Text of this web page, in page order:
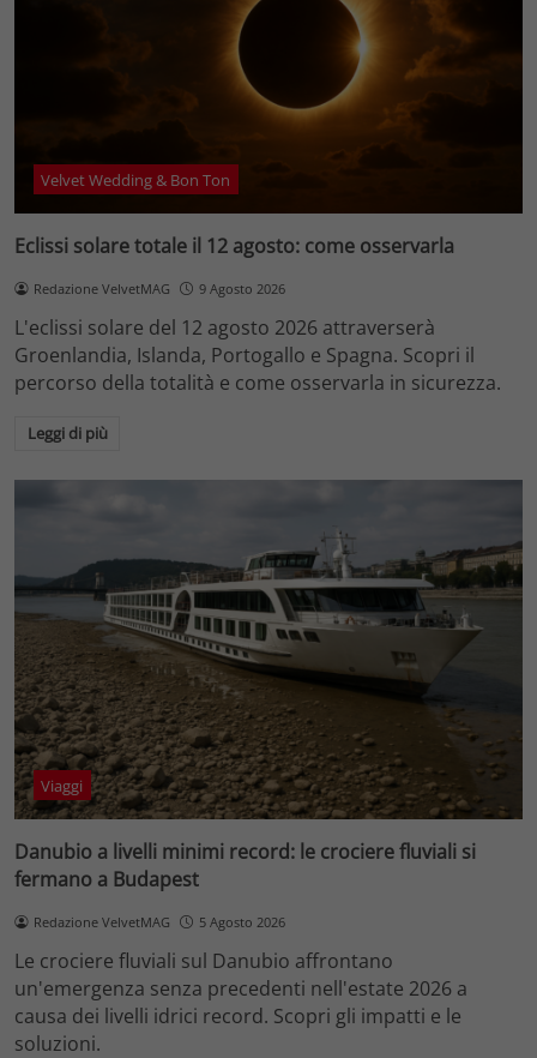
Velvet Wedding & Bon Ton
Eclissi solare totale il 12 agosto: come osservarla
Redazione VelvetMAG 9 Agosto 2026
L'eclissi solare del 12 agosto 2026 attraverserà
Groenlandia, Islanda, Portogallo e Spagna. Scopri il
percorso della totalità e come osservarla in sicurezza.
Leggi di più
Viaggi
Danubio a livelli minimi record: le crociere fluviali si
fermano a Budapest
Redazione VelvetMAG 5 Agosto 2026
Le crociere fluviali sul Danubio affrontano
un'emergenza senza precedenti nell'estate 2026 a
causa dei livelli idrici record. Scopri gli impatti e le
soluzioni.